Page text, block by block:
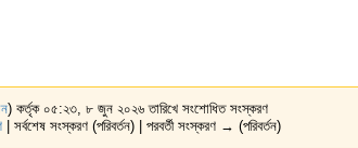
)কর্তৃক ০৫:২৩, ৮ জুন ২০২৬ তারিখে সংশোধিত সংস্করণ
| সর্বশেষ সংস্করণ (পরিবর্তন) | পরবর্তী সংস্করণ → (পরিবর্তন)